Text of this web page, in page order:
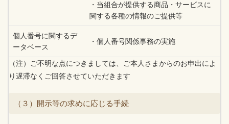
・当組合が提供する商品・サービスに
関する各種の情報のご提供等
個人番号に関するデ
ータベース
・個人番号関係事務の実施
（注）ご不明な点につきましては、ご本人さまからのお申出によ
り遅滞なくご回答させていただきます
（３）開示等の求めに応じる手続